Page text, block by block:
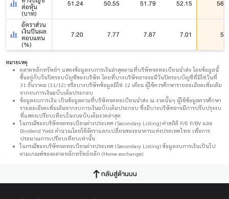
ต่อหุ้น
(บาท)
51.24 50.55 51.79 52.15
อัตราส่วน
เงินปันผล
ตอบแทน
(%)
7.20 7.77 7.87 7.01
หมายเหตุ
ตลาดหลักทรัพย์ฯ แสดงข้อมูลงบการเงินล่าสุดตามที่บริษัทจดทะเบียนนำส่ง โดยข้อมูลนี้
ขึ้นอยู่กับวันปิดรอบบัญชีของบริษัท โดยที่บางบริษัทอาจจะมีวันปิดรอบบัญชีที่มิใช่วันที่
31 ธันวาคม (31/12) หรือบางบริษัทข้อมูลมิใช่ 12 เดือน ผู้ใช้ควรศึกษารายละเอียดเพิ่มเติม
จากงบการเงินฉบับเต็มประกอบ
ข้อมูลงบการเงิน เป็นข้อมูลตามที่บริษัทจดทะเบียนนำส่ง ณ งวดนั้นๆ ผู้ใช้ข้อมูลควรศึกษา
รายละเอียดเพิ่มเติมจากงบการเงินฉบับเต็มประกอบ ซึ่งมีบางบริษัทอาจมีการปรับปรุงงบ
ที่แสดงเปรียบเทียบในงบฉบับเต็มงวดล่าสุด
ในกรณีของบริษัทจดทะเบียนต่างประเทศ (Secondary Listing) ค่าสถิติ P/E P/BV และ
Dividend Yield คำนวณโดยใช้อัตราแลกเปลี่ยนของธนาคารแห่งประเทศไทย เพื่อการ
ประมาณการเปรียบเทียบเท่านั้น
ในกรณีของบริษัทจดทะเบียนต่างประเทศ (Secondary Listing) ข้อมูลงบการเงินเป็นไป
ตามเกณฑ์ของตลาดหลักทรัพย์หลัก (Home exchange)
กลับสู่ด้านบน